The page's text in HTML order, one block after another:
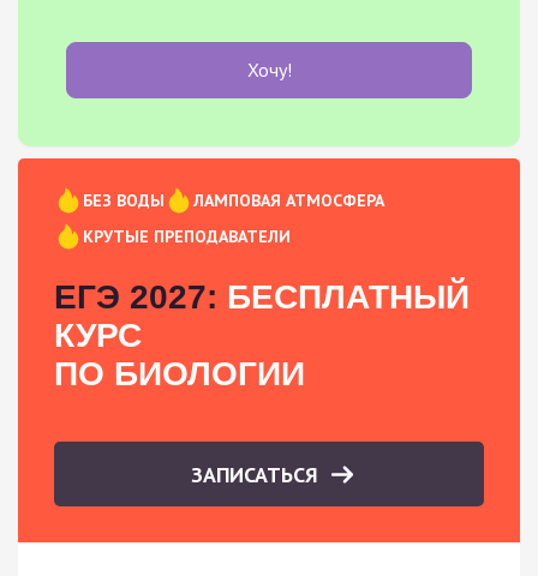
Хочу!
БЕЗ ВОДЫ
ЛАМПОВАЯ АТМОСФЕРА
КРУТЫЕ ПРЕПОДАВАТЕЛИ
ЕГЭ 2027: БЕСПЛАТНЫЙ
КУРС
ПО БИОЛОГИИ
ЗАПИСАТЬСЯ